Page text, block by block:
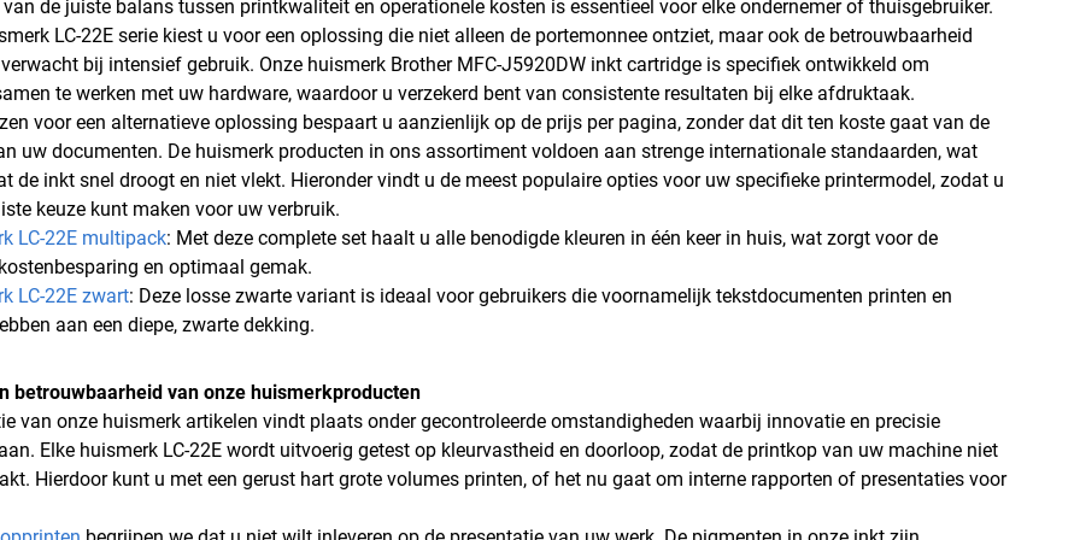
de juiste balans tussen printkwaliteit en operationele kosten is essentieel voor elke ondernemer of thuisgebruiker.
LC-22E serie kiest u voor een oplossing die niet alleen de portemonnee ontziet, maar ook de betrouwbaarheid
bij intensief gebruik. Onze huismerk Brother MFC-J5920DW inkt cartridge is specifiek ontwikkeld om
te werken met uw hardware, waardoor u verzekerd bent van consistente resultaten bij elke afdruktaak.
voor een alternatieve oplossing bespaart u aanzienlijk op de prijs per pagina, zonder dat dit ten koste gaat van de
uw documenten. De huismerk producten in ons assortiment voldoen aan strenge internationale standaarden, wat
de inkt snel droogt en niet vlekt. Hieronder vindt u de meest populaire opties voor uw specifieke printermodel, zodat u
keuze kunt maken voor uw verbruik.
LC-22E multipack: Met deze complete set haalt u alle benodigde kleuren in één keer in huis, wat zorgt voor de
en optimaal gemak.
LC-22E zwart: Deze losse zwarte variant is ideaal voor gebruikers die voornamelijk tekstdocumenten printen en
aan een diepe, zwarte dekking.
betrouwbaarheid van onze huismerkproducten
van onze huismerk artikelen vindt plaats onder gecontroleerde omstandigheden waarbij innovatie en precisie
Elke huismerk LC-22E wordt uitvoerig getest op kleurvastheid en doorloop, zodat de printkop van uw machine niet
Hierdoor kunt u met een gerust hart grote volumes printen, of het nu gaat om interne rapporten of presentaties voor